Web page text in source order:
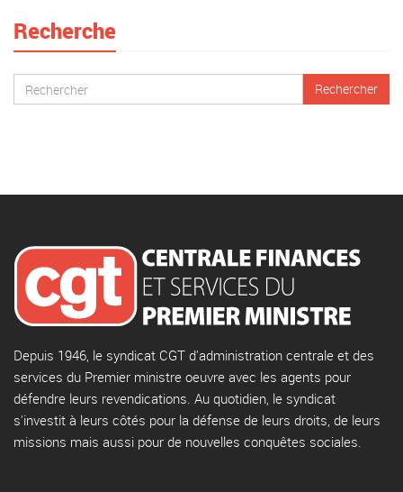
Recherche
Depuis 1946, le syndicat CGT d'administration centrale et des
services du Premier ministre oeuvre avec les agents pour
défendre leurs revendications. Au quotidien, le syndicat
s'investit à leurs côtés pour la défense de leurs droits, de leurs
missions mais aussi pour de nouvelles conquêtes sociales.